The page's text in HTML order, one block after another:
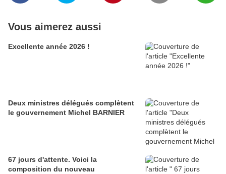
Vous aimerez aussi
Excellente année 2026 !
Deux ministres délégués complètent
le gouvernement Michel BARNIER
67 jours d'attente. Voici la
composition du nouveau